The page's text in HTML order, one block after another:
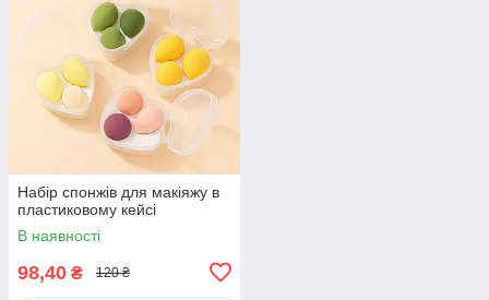
Набір спонжів для макіяжу в
пластиковому кейсі
В наявності
98,40 ₴ 120 ₴